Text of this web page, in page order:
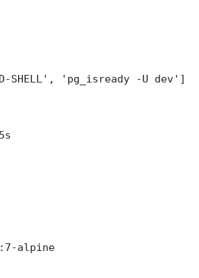
SHELL', 'pg_isready -U dev']
alpine